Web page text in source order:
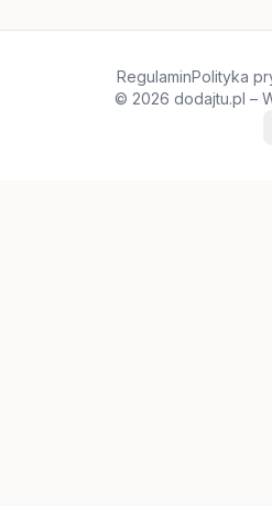
RegulaminPolityka
© 2026 dodajtu.pl –